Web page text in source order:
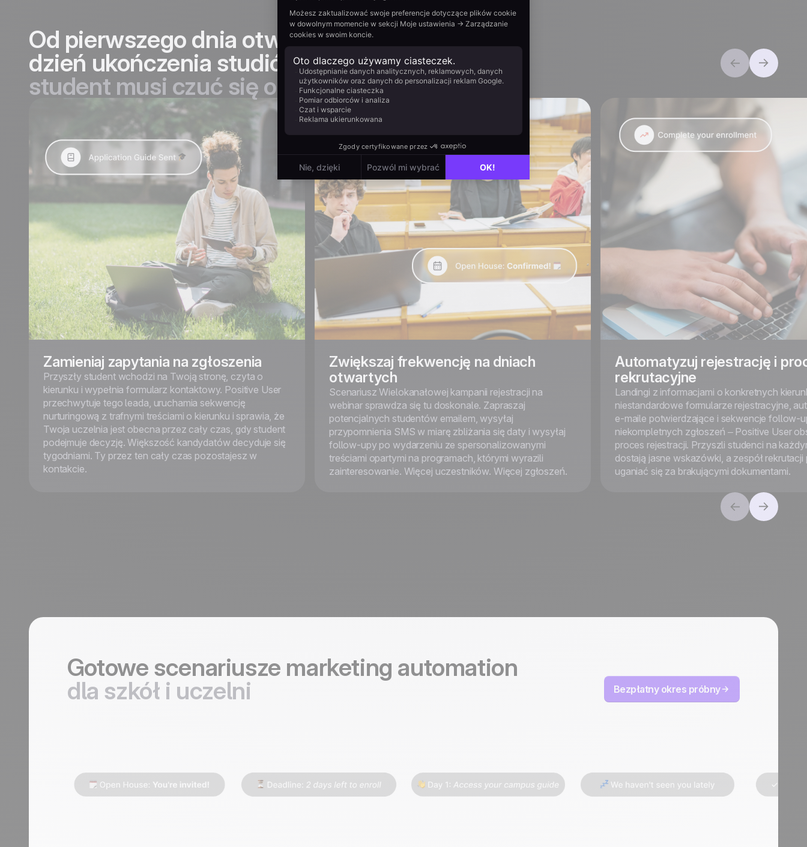
Od pierwszego dnia otwartego po
dzień ukończenia studiów –
student musi czuć się oczekiwany
Zamieniaj zapytania na zgłoszenia
Przyszły student wchodzi na Twoją stronę, czyta o
kierunku i wypełnia formularz kontaktowy. Positive User
przechwytuje tego leada, uruchamia sekwencję
nurturingową z trafnymi treściami o kierunku i sprawia, że
Twoja uczelnia jest obecna przez cały czas, gdy student
podejmuje decyzję. Większość kandydatów decyduje się
tygodniami. Ty przez ten cały czas pozostajesz w
kontakcie.
Zwiększaj frekwencję na dniach
otwartych
Scenariusz Wielokanałowej kampanii rejestracji na
webinar sprawdza się tu doskonale. Zapraszaj
potencjalnych studentów emailem, wysyłaj
przypomnienia SMS w miarę zbliżania się daty i wysyłaj
follow-upy po wydarzeniu ze spersonalizowanymi
treściami opartymi na programach, którymi wyrazili
zainteresowanie. Więcej uczestników. Więcej zgłoszeń.
Automatyzuj rejestrację i
rekrutacyjne
Landingi z informacjami o konkretnych
niestandardowe formularze rejestracyjne,
e-maile potwierdzające i sekwencje follow-
niekompletnych zgłoszeń – Positive User
proces rejestracji. Przyszli studenci na
dostają jasne wskazówki, a zespół rekrutacji
uganiać się za brakującymi dokumentami.
Gotowe scenariusze marketing automation
dla szkół i uczelni Bezpłatny okres próbny